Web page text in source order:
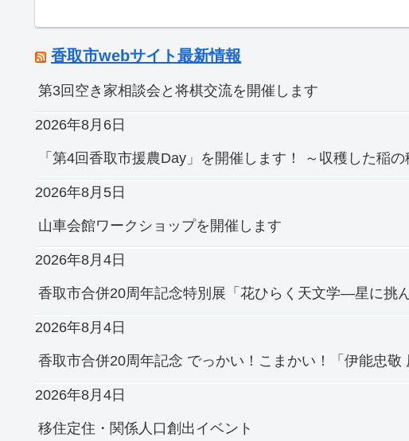
香取市webサイト最新情報
第3回空き家相談会と将棋交流を開催します
2026年8月6日
「第4回香取市援農Day」を開催します！ ～収穫した稲
2026年8月5日
山車会館ワークショップを開催します
2026年8月4日
香取市合併20周年記念特別展「花ひらく天文学―星に挑
2026年8月4日
香取市合併20周年記念 でっかい！こまかい！「伊能忠敬
2026年8月4日
移住定住・関係人口創出イベント